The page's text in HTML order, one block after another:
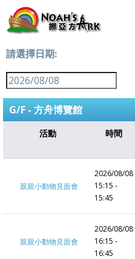
請選擇日期:
G/F - 方舟博覽館
活動 時間
親親小動物見面會
2026/08/08
15:15 -
15:45
親親小動物見面會
2026/08/08
16:15 -
16:45